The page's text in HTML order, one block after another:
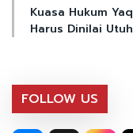
Kuasa Hukum
Harus Dinilai Utuh
FOLLOW US